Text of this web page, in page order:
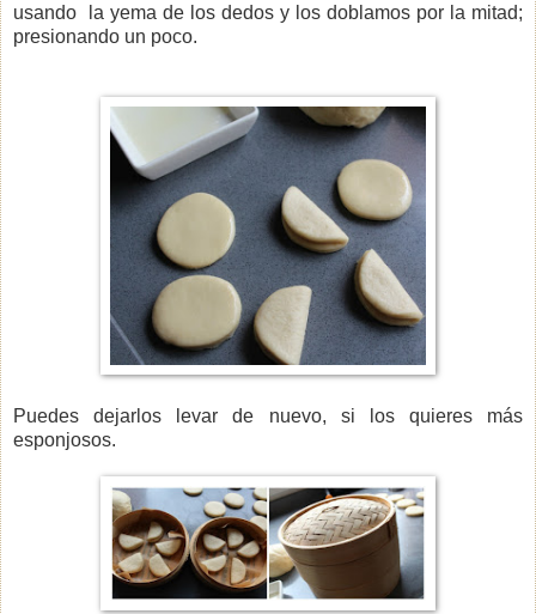
usando la yema de los dedos y los doblamos por la mitad;
presionando un poco.
Puedes dejarlos levar de nuevo, si los quieres más
esponjosos.